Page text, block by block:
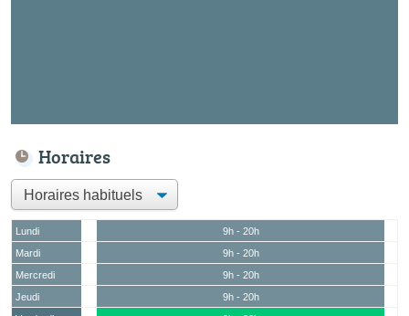
Horaires
Lundi
9h - 20h
Mardi
9h - 20h
Mercredi
9h - 20h
Jeudi
9h - 20h